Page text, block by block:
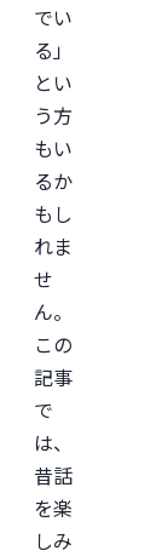
でい
る」
とい
う方
もい
るか
もし
れま
せ
ん。
この
記事
で
は、
昔話
を楽
しみ